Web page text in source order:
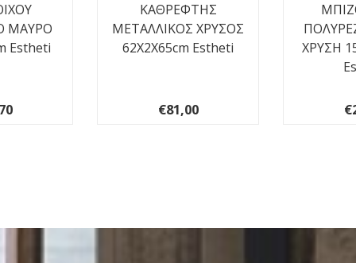
ΜΑΥΡΟ
Estheti
ΚΑΘΡΕΦΤΗΣ
ΜΕΤΑΛΛΙΚΟΣ ΧΡΥΣΟΣ
62X2X65cm Estheti
€81,00
ΧΡΥΣΗ